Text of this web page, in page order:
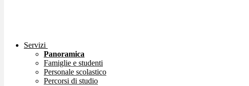
Servizi
Panoramica
Famiglie e studenti
Personale scolastico
Percorsi di studio